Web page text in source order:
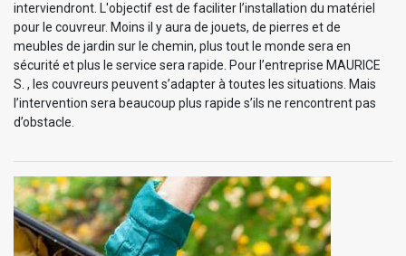
interviendront. L'objectif est de faciliter l’installation du matériel
pour le couvreur. Moins il y aura de jouets, de pierres et de
meubles de jardin sur le chemin, plus tout le monde sera en
sécurité et plus le service sera rapide. Pour l’entreprise MAURICE
S. , les couvreurs peuvent s’adapter à toutes les situations. Mais
l’intervention sera beaucoup plus rapide s’ils ne rencontrent pas
d’obstacle.